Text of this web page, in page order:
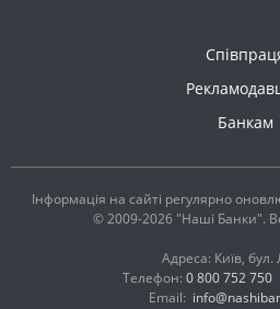
Банкам
Інформація на сайті регулярно
© 2009-2026 "Наші Банки".
Адреса: Київ, бул.
Телефон: 0 800 752 750
Email: